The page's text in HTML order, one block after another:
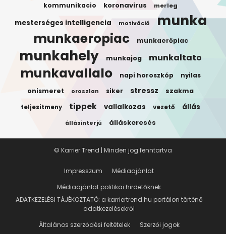
kommunikacio koronavirus merleg
mesterséges intelligencia motiváció munka
munkaeropiac munkaerőpiac
munkahely munkajog munkaltato
munkavallalo napi horoszkóp nyilas
onismeret oroszlan siker stressz szakma
teljesitmeny tippek vallalkozas vezető állás
állásinterjú álláskeresés
Impresszum
Médiaajánlat
Médiaajánlat politikai hirdetőknek
ADATKEZELÉSI TÁJÉKOZTATÓ: a karriertrend.hu portálon történő
adatkezelésekről
Általános szerződési feltételek
Szerzői jogok
© Karrier Trend | Minden jog fenntartva